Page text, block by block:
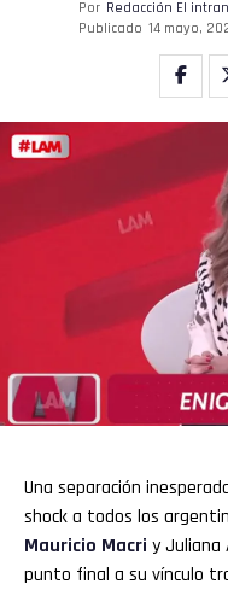
Por Redacción El
Publicado 14 mayo,
Una separación
shock a todos los
Mauricio Macri y Juliana
punto final a su vínculo